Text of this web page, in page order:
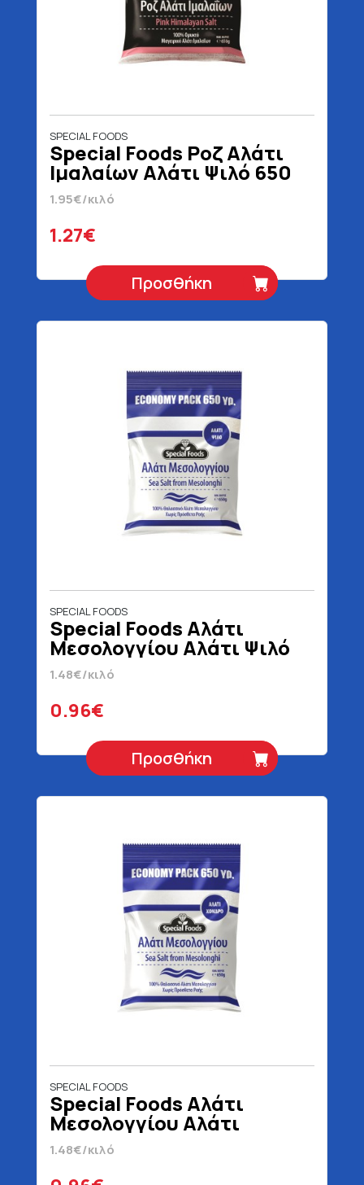
SPECIAL FOODS
Special Foods Ροζ Αλάτι
Ιμαλαίων Αλάτι Ψιλό 650
gr
1.95€/κιλό
1.27€
Προσθήκη
SPECIAL FOODS
Special Foods Αλάτι
Μεσολογγίου Αλάτι Ψιλό
650 gr
1.48€/κιλό
0.96€
Προσθήκη
SPECIAL FOODS
Special Foods Αλάτι
Μεσολογγίου Αλάτι
Χονδρό 650 gr
1.48€/κιλό